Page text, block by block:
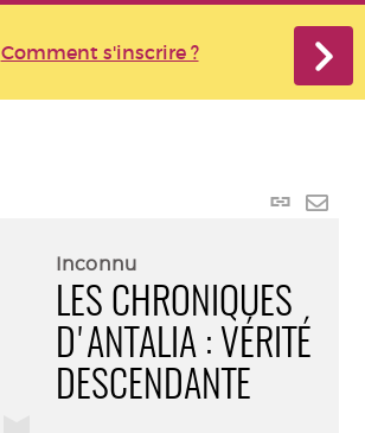
Comment s'inscrire ?
Lien
Inconnu
LES CHRONIQUES
D'ANTALIA : VÉRITÉ
DESCENDANTE